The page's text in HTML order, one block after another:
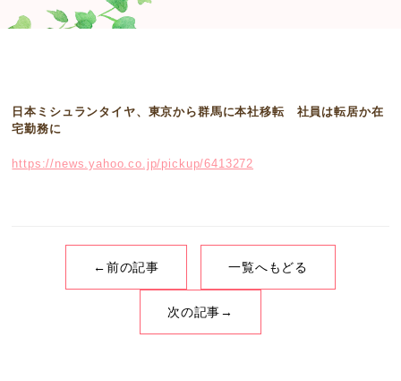
日本ミシュランタイヤ、東京から群馬に本社移転 社員は転居か在
宅勤務に
https://news.yahoo.co.jp/pickup/6413272
←前の記事 一覧へもどる
次の記事→